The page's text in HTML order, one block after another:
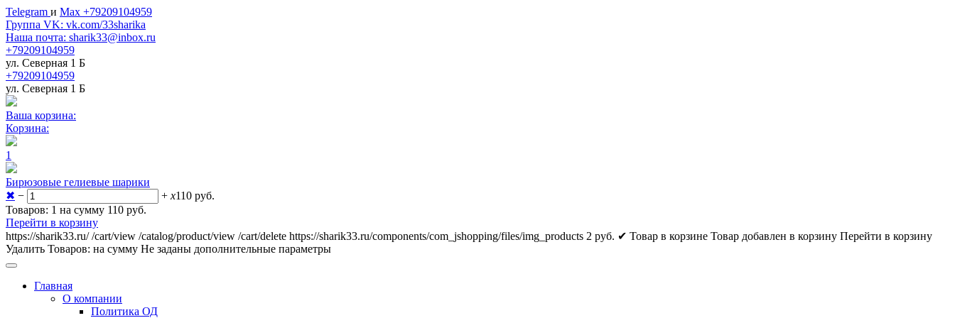
Telegram и Max +79209104959
Группа VK: vk.com/33sharika
Наша почта: sharik33@inbox.ru
+79209104959
ул. Северная 1 Б
+79209104959
ул. Северная 1 Б
Ваша корзина:
Корзина:
1
Бирюзовые гелиевые шарики
✖ − + x110 руб.
Товаров: 1 на сумму 110 руб.
Перейти в корзину
https://sharik33.ru/ /cart/view /catalog/product/view /cart/delete https://sharik33.ru/components/com_jshopping/files/img_products 2 руб. ✔ Товар в корзине Товар добавлен в корзину Перейти в корзину
Удалить Товаров: на сумму Не заданы дополнительные параметры
Главная
О компании
Политика ОД